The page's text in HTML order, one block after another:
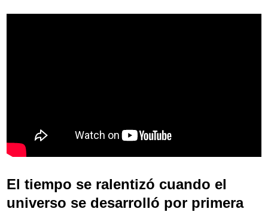
El tiempo se ralentizó cuando el
universo se desarrolló por primera